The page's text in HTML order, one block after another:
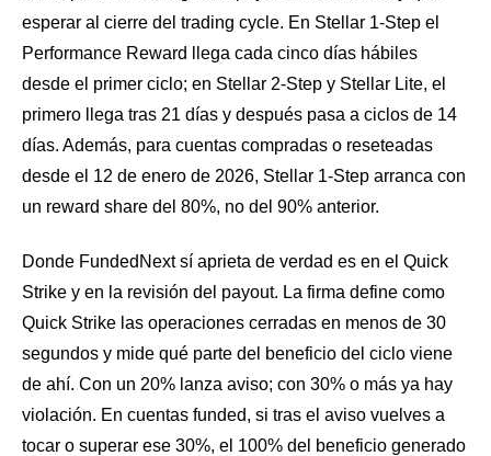
esperar al cierre del trading cycle. En Stellar 1-Step el
Performance Reward llega cada cinco días hábiles
desde el primer ciclo; en Stellar 2-Step y Stellar Lite, el
primero llega tras 21 días y después pasa a ciclos de 14
días. Además, para cuentas compradas o reseteadas
desde el 12 de enero de 2026, Stellar 1-Step arranca con
un reward share del 80%, no del 90% anterior.
Donde FundedNext sí aprieta de verdad es en el Quick
Strike y en la revisión del payout. La firma define como
Quick Strike las operaciones cerradas en menos de 30
segundos y mide qué parte del beneficio del ciclo viene
de ahí. Con un 20% lanza aviso; con 30% o más ya hay
violación. En cuentas funded, si tras el aviso vuelves a
tocar o superar ese 30%, el 100% del beneficio generado